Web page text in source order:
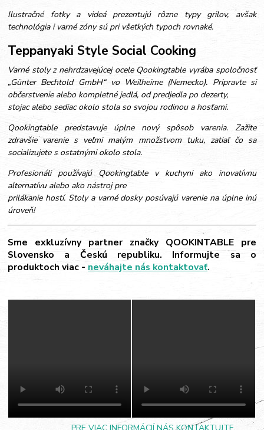
Ilustračné fotky a videá prezentujú rôzne typy grilov, avšak
technológia i varné zóny sú pri všetkých typoch rovnaké.
Teppanyaki Style Social Cooking
Varné stoly z nehrdzavejúcej ocele Qookingtable vyrába spoločnosť
„Günter Bechtold GmbH“ vo Weilheime (Nemecko). Pripravte si
občerstvenie alebo kompletné jedlá, od predjedla po dezerty,
stojac alebo sediac okolo stola so svojou rodinou a hosťami.
Qookingtable predstavuje úplne nový spôsob varenia. Zažite
zdravšie varenie s veľmi malým množstvom tuku, zatiaľ čo sa
socializujete s ostatnými okolo stola.
Profesionáli používajú Qookingtable v kuchyni ako inovatívnu
alternatívu alebo ako nástroj pre
prilákanie hostí. Stoly a varné dosky posúvajú varenie na úplne inú
úroveň!
Sme exkluzívny partner značky QOOKINTABLE pre
Slovensko a Českú republiku. Informujte sa o
produktoch viac - neváhajte nás kontaktovať.